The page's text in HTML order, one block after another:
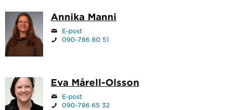
Annika Manni
E-post
090-786 80 51
Eva Mårell-Olsson
E-post
090-786 65 32